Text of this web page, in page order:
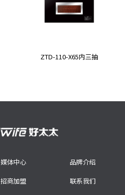
ZTD-110-X65内三抽
媒体中心
品牌介绍
招商加盟 联系我们